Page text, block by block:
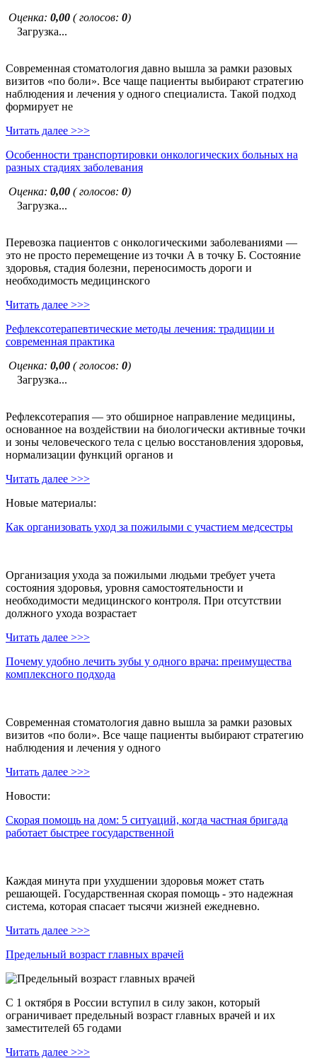
Оценка: 0,00 ( голосов: 0)
Загрузка...
Современная стоматология давно вышла за рамки разовых
визитов «по боли». Все чаще пациенты выбирают стратегию
наблюдения и лечения у одного специалиста. Такой подход
формирует не
Читать далее >>>
Особенности транспортировки онкологических больных на
разных стадиях заболевания
Оценка: 0,00 ( голосов: 0)
Загрузка...
Перевозка пациентов с онкологическими заболеваниями —
это не просто перемещение из точки А в точку Б. Состояние
здоровья, стадия болезни, переносимость дороги и
необходимость медицинского
Читать далее >>>
Рефлексотерапевтические методы лечения: традиции и
современная практика
Оценка: 0,00 ( голосов: 0)
Загрузка...
Рефлексотерапия — это обширное направление медицины,
основанное на воздействии на биологически активные точки
и зоны человеческого тела с целью восстановления здоровья,
нормализации функций органов и
Читать далее >>>
Новые материалы:
Как организовать уход за пожилыми с участием медсестры
Организация ухода за пожилыми людьми требует учета
состояния здоровья, уровня самостоятельности и
необходимости медицинского контроля. При отсутствии
должного ухода возрастает
Читать далее >>>
Почему удобно лечить зубы у одного врача: преимущества
комплексного подхода
Современная стоматология давно вышла за рамки разовых
визитов «по боли». Все чаще пациенты выбирают стратегию
наблюдения и лечения у одного
Читать далее >>>
Новости:
Скорая помощь на дом: 5 ситуаций, когда частная бригада
работает быстрее государственной
Каждая минута при ухудшении здоровья может стать
решающей. Государственная скорая помощь - это надежная
система, которая спасает тысячи жизней ежедневно.
Читать далее >>>
Предельный возраст главных врачей
С 1 октября в России вступил в силу закон, который
ограничивает предельный возраст главных врачей и их
заместителей 65 годами
Читать далее >>>